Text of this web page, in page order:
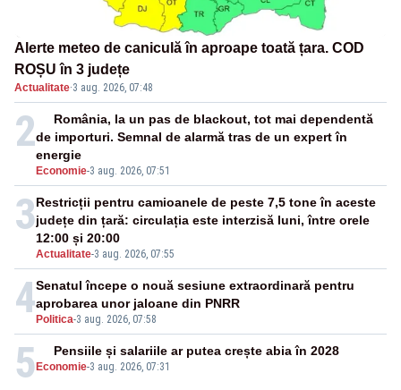
Alerte meteo de caniculă în aproape toată țara. COD
ROȘU în 3 județe
Actualitate·3 aug. 2026, 07:48
2
Economie-3 aug. 2026, 07:51
România, la un pas de blackout, tot mai dependentă
de importuri. Semnal de alarmă tras de un expert în
energie
3
Actualitate-3 aug. 2026, 07:55
Restricții pentru camioanele de peste 7,5 tone în aceste
județe din țară: circulația este interzisă luni, între orele
12:00 și 20:00
4 Politica-3 aug. 2026, 07:58
Senatul începe o nouă sesiune extraordinară pentru
aprobarea unor jaloane din PNRR
5 Economie-3 aug. 2026, 07:31
Pensiile și salariile ar putea crește abia în 2028